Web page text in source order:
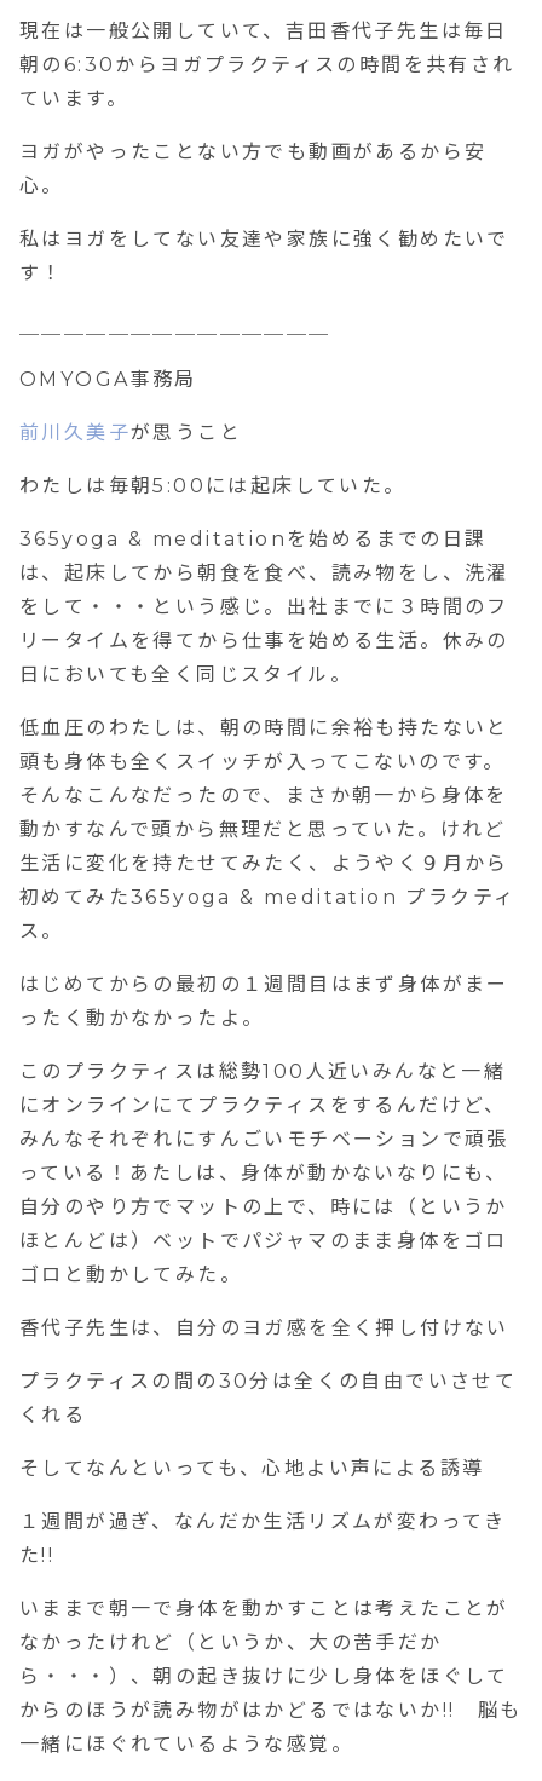
現在は一般公開していて、吉田香代子先生は毎日
朝の6:30からヨガプラクティスの時間を共有され
ています。
ヨガがやったことない方でも動画があるから安
心。
私はヨガをしてない友達や家族に強く勧めたいで
す！
OMYOGA事務局
前川久美子が思うこと
わたしは毎朝5:00には起床していた。
365yoga & meditationを始めるまでの日課
は、起床してから朝食を食べ、読み物をし、洗濯
をして・・・という感じ。出社までに３時間のフ
リータイムを得てから仕事を始める生活。休みの
日においても全く同じスタイル。
低血圧のわたしは、朝の時間に余裕も持たないと
頭も身体も全くスイッチが入ってこないのです。
そんなこんなだったので、まさか朝一から身体を
動かすなんで頭から無理だと思っていた。けれど
生活に変化を持たせてみたく、ようやく９月から
初めてみた365yoga & meditation プラクティ
ス。
はじめてからの最初の１週間目はまず身体がまー
ったく動かなかったよ。
このプラクティスは総勢100人近いみんなと一緒
にオンラインにてプラクティスをするんだけど、
みんなそれぞれにすんごいモチベーションで頑張
っている！あたしは、身体が動かないなりにも、
自分のやり方でマットの上で、時には（というか
ほとんどは）ベットでパジャマのまま身体をゴロ
ゴロと動かしてみた。
香代子先生は、自分のヨガ感を全く押し付けない
プラクティスの間の30分は全くの自由でいさせて
くれる
そしてなんといっても、心地よい声による誘導
１週間が過ぎ、なんだか生活リズムが変わってき
た!!
いままで朝一で身体を動かすことは考えたことが
なかったけれど（というか、大の苦手だか
ら・・・）、朝の起き抜けに少し身体をほぐして
からのほうが読み物がはかどるではないか!! 脳も
一緒にほぐれているような感覚。